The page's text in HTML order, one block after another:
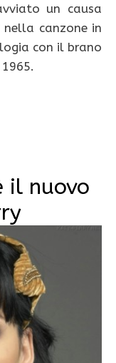
un causa
canzone in
con il brano
il nuovo